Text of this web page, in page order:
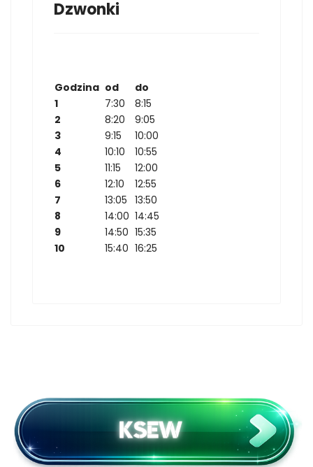
Dzwonki
Godzina od
do
1
7:30
8:15
2
8:20
9:05
3
9:15
10:00
4
10:10
10:55
5
11:15
12:00
6
12:10
12:55
7
13:05 13:50
8
14:00 14:45
9
14:50 15:35
10
15:40 16:25